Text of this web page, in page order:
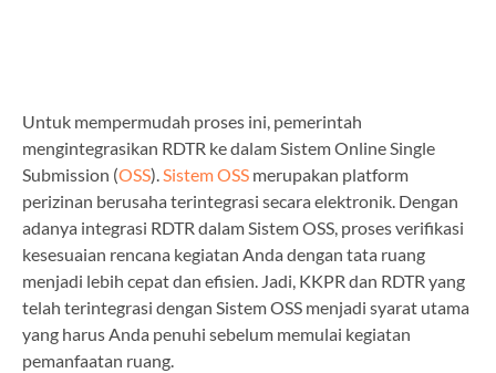
Untuk mempermudah proses ini, pemerintah
mengintegrasikan RDTR ke dalam Sistem Online Single
Submission (OSS).Sistem OSS merupakan platform
perizinan berusaha terintegrasi secara elektronik. Dengan
adanya integrasi RDTR dalam Sistem OSS, proses verifikasi
kesesuaian rencana kegiatan Anda dengan tata ruang
menjadi lebih cepat dan efisien. Jadi, KKPR dan RDTR yang
telah terintegrasi dengan Sistem OSS menjadi syarat utama
yang harus Anda penuhi sebelum memulai kegiatan
pemanfaatan ruang.